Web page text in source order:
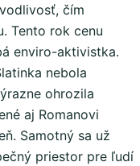
čím
Tento rok cenu
enviro-aktivistka.
nebola
ohrozila
aj Romanovi
Samotný sa už
priestor pre ľudí